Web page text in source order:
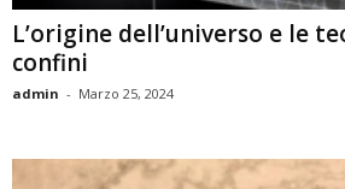
L’origine dell’universo e le
confini
admin - Marzo 25, 2024